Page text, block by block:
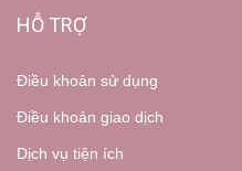
HỖ TRỢ
Điều khoản sử dụng
Điều khoản giao dịch
Dịch vụ tiện ích